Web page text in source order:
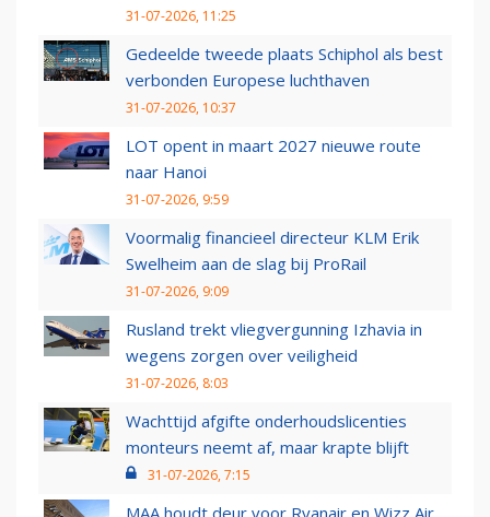
31-07-2026, 11:25
Gedeelde tweede plaats Schiphol als best
verbonden Europese luchthaven
31-07-2026, 10:37
LOT opent in maart 2027 nieuwe route
naar Hanoi
31-07-2026, 9:59
Voormalig financieel directeur KLM Erik
Swelheim aan de slag bij ProRail
31-07-2026, 9:09
Rusland trekt vliegvergunning Izhavia in
wegens zorgen over veiligheid
31-07-2026, 8:03
Wachttijd afgifte onderhoudslicenties
monteurs neemt af, maar krapte blijft
31-07-2026, 7:15
MAA houdt deur voor Ryanair en Wizz Air